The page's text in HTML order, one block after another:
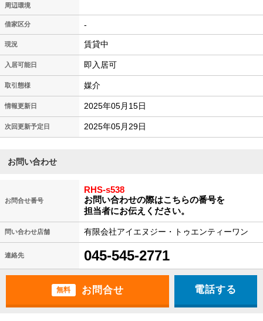
周辺環境
借家区分 -
現況 賃貸中
入居可能日 即入居可
取引態様 媒介
情報更新日 2025年05月15日
次回更新予定日 2025年05月29日
お問い合わせ
お問合せ番号
RHS-s538
お問い合わせの際はこちらの番号を
担当者にお伝えください。
問い合わせ店舗 有限会社アイエヌジー・トゥエンティーワン
連絡先 045-545-2771
無料 電話する